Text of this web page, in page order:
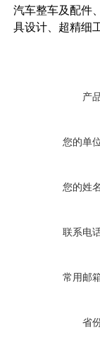
汽车整车及配件
具设计、超精细
产
您的单
您的姓
联系电
常用邮
省